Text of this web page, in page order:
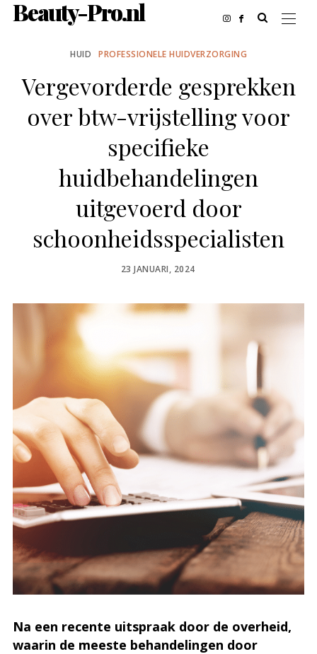
Beauty-Pro.nl
HUID PROFESSIONELE HUIDVERZORGING
Vergevorderde gesprekken
over btw-vrijstelling voor
specifieke
huidbehandelingen
uitgevoerd door
schoonheidsspecialisten
POSTED
23 JANUARI, 2024
Na een recente uitspraak door de overheid,
waarin de meeste behandelingen door